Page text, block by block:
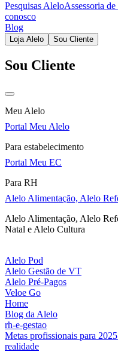
Pesquisas AleloAssessoria
conosco
Blog
Loja Alelo Sou Cliente
Sou Cliente
Meu Alelo
Portal Meu Alelo
Para estabelecimento
Portal Meu EC
Para RH
Alelo Alimentação, Alelo
Alelo Alimentação, Alelo
Natal e Alelo Cultura
Alelo Pod
Alelo Gestão de VT
Alelo Pré-Pagos
Veloe Go
Home
Blog da Alelo
rh-e-gestao
Metas profissionais para
realidade